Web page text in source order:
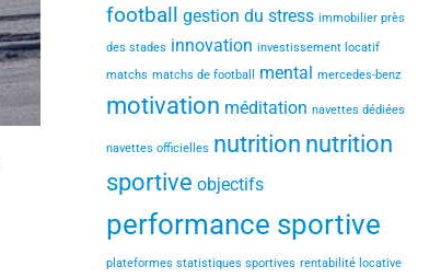
football gestion du stress immobilier près
des stades innovation investissement locatif
matchs matchs de football mental mercedes-benz
motivation méditation navettes dédiées
navettes officielles nutrition nutrition
sportive objectifs
performance sportive
plateformes statistiques sportives rentabilité locative